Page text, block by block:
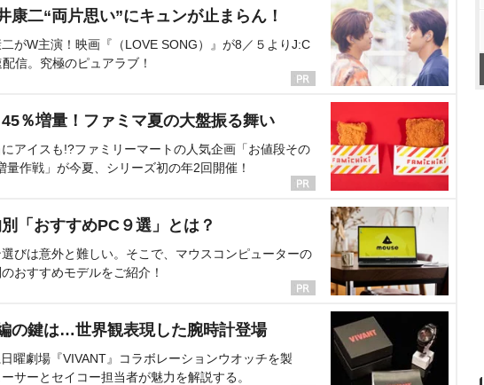
康二“両片思い”にキュンが止まらん！
がW主演！映画『（LOVE SONG）』が8／５よりJ:C
信。究極のピュアラブ！
％増量！ファミマ夏の大盤振る舞い
アイスも!?ファミリーマートの人気企画「お値段その
量作戦」が今夏、シリーズ初の年2回開催！
「おすすめPC９選」とは？
びは意外と難しい。そこで、マウスコンピューターの
おすすめモデルをご紹介！
の鍵は…世界観表現した腕時計登場
曜劇場『VIVANT』コラボレーションウオッチを製
サーとセイコー担当者が魅力を解説する。